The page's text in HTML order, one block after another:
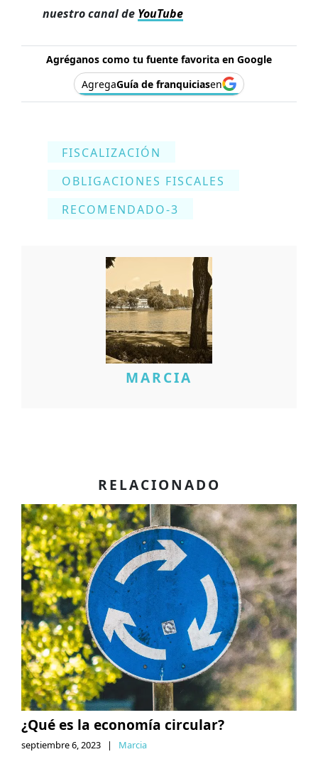
nuestro canal de YouTube
Agréganos como tu fuente favorita en Google
AgregaGuía de franquiciasen
FISCALIZACIÓN
OBLIGACIONES FISCALES
RECOMENDADO-3
MARCIA
RELACIONADO
¿Qué es la economía circular?
septiembre 6, 2023 | Marcia